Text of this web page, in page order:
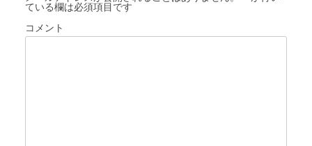
ている欄は必須項目です
コメント